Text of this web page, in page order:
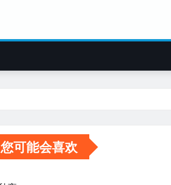
您可能会喜欢